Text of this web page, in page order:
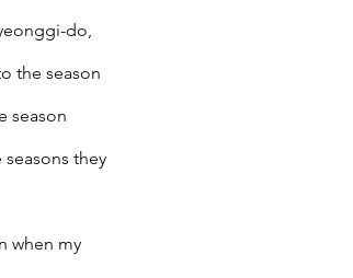
do,
the season
season
they
when my